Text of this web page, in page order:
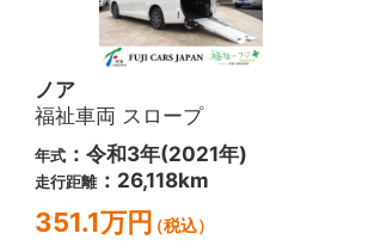
ノア
福祉車両 スロープ
年式 ：令和3年(2021年)
走行距離：26,118km
351.1万円（税込）